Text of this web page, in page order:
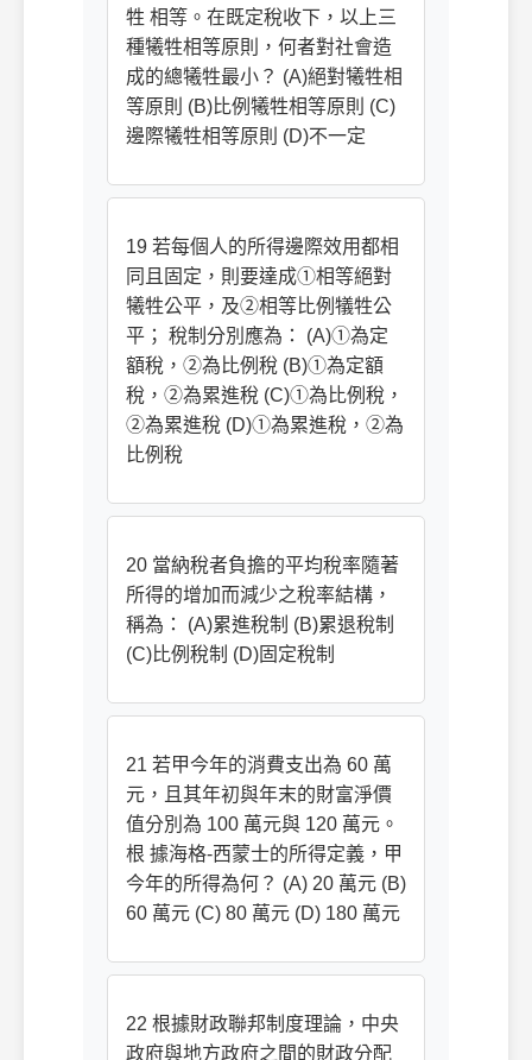
牲 相等。在既定稅收下，以上三
種犧牲相等原則，何者對社會造
成的總犧牲最小？ (A)絕對犧牲相
等原則 (B)比例犧牲相等原則 (C)
邊際犧牲相等原則 (D)不一定
19 若每個人的所得邊際效用都相
同且固定，則要達成①相等絕對
犧牲公平，及②相等比例犠牲公
平； 稅制分別應為： (A)①為定
額稅，②為比例稅 (B)①為定額
稅，②為累進稅 (C)①為比例稅，
②為累進稅 (D)①為累進稅，②為
比例稅
20 當納稅者負擔的平均稅率隨著
所得的增加而減少之稅率結構，
稱為： (A)累進稅制 (B)累退稅制
(C)比例稅制 (D)固定稅制
21 若甲今年的消費支出為 60 萬
元，且其年初與年末的財富淨價
值分別為 100 萬元與 120 萬元。
根 據海格-西蒙士的所得定義，甲
今年的所得為何？ (A) 20 萬元 (B)
60 萬元 (C) 80 萬元 (D) 180 萬元
22 根據財政聯邦制度理論，中央
政府與地方政府之間的財政分配